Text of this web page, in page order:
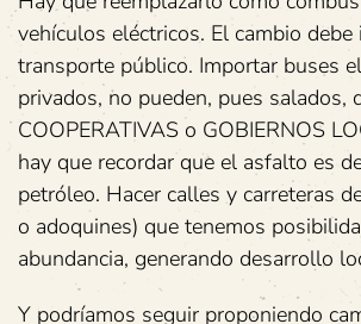
vehículos eléctricos. El cambio
transporte público. Importar buses
privados, no pueden, pues salados,
COOPERATIVAS o GOBIERNOS
hay que recordar que el asfalto es
petróleo. Hacer calles y carreteras
o adoquines) que tenemos
abundancia, generando desarrollo
Y podríamos seguir proponiendo